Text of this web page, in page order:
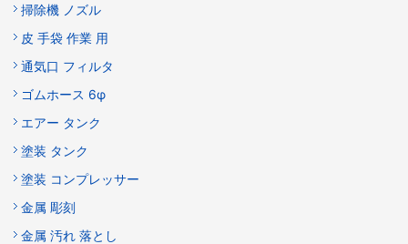
掃除機 ノズル
皮 手袋 作業 用
通気口 フィルタ
ゴムホース 6φ
エアー タンク
塗装 タンク
塗装 コンプレッサー
金属 彫刻
金属 汚れ 落とし